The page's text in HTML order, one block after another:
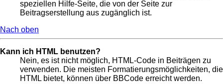
speziellen Hilfe-Seite, die von der Seite zur
Beitragserstellung aus zugänglich ist.
Nach oben
Kann ich HTML benutzen?
Nein, es ist nicht möglich, HTML-Code in Beiträgen zu
verwenden. Die meisten Formatierungsmöglichkeiten, die
HTML bietet, können über BBCode erreicht werden.